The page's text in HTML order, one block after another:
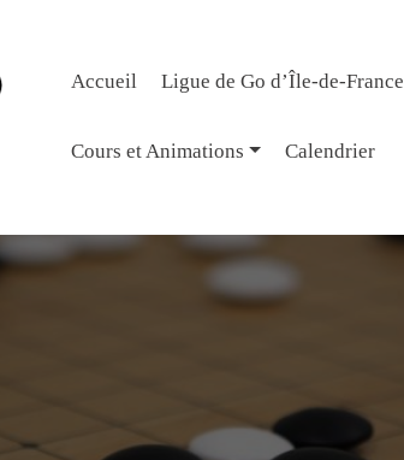
Accueil Ligue de Go d’Île-de-France
Cours et Animations Calendrier